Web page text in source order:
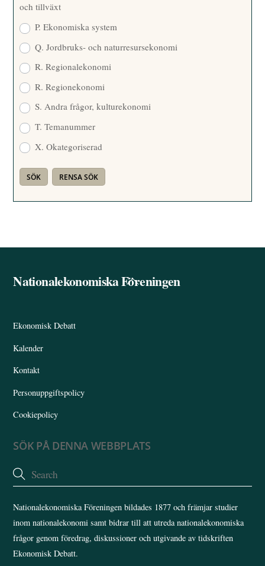
och tillväxt
P. Ekonomiska system
Q. Jordbruks- och naturresursekonomi
R. Regionalekonomi
R. Regionekonomi
S. Andra frågor, kulturekonomi
T. Temanummer
X. Okategoriserad
Back
Nationalekonomiska Föreningen
Ekonomisk Debatt
Kalender
Kontakt
Personuppgiftspolicy
Cookiepolicy
SÖK PÅ DENNA WEBBPLATS
Nationalekonomiska Föreningen bildades 1877 och främjar studier
inom nationalekonomi samt bidrar till att utreda nationalekonomiska
frågor genom föredrag, diskussioner och utgivande av tidskriften
Ekonomisk Debatt.